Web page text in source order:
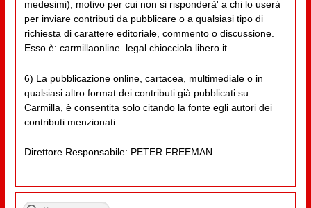
medesimi), motivo per cui non si risponderà' a chi lo userà
per inviare contributi da pubblicare o a qualsiasi tipo di
richiesta di carattere editoriale, commento o discussione.
Esso è: carmillaonline_legal chiocciola libero.it
6) La pubblicazione online, cartacea, multimediale o in
qualsiasi altro format dei contributi già pubblicati su
Carmilla, è consentita solo citando la fonte egli autori dei
contributi menzionati.
Direttore Responsabile: PETER FREEMAN